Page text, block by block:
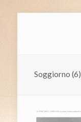
Soggiorno (6)